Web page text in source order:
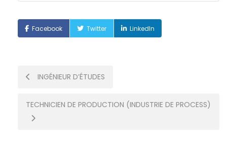
Facebook Twitter LinkedIn
Post
navigation
INGÉNIEUR D’ÉTUDES
TECHNICIEN DE PRODUCTION (INDUSTRIE DE PROCESS)